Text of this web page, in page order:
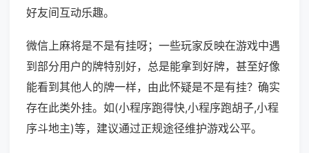
好友间互动乐趣。
微信上麻将是不是有挂呀；一些玩家反映在游戏中遇
到部分用户的牌特别好，总是能拿到好牌，甚至好像
能看到其他人的牌一样，由此怀疑是不是有挂？确实
存在此类外挂。如(小程序跑得快,小程序跑胡子,小程
序斗地主)等，建议通过正规途径维护游戏公平。